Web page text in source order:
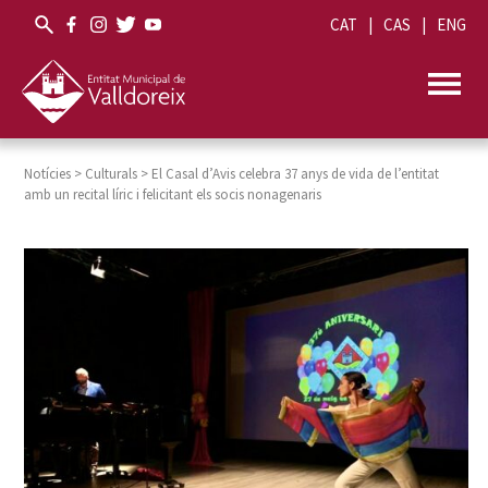
CAT CAS ENG
Notícies > Culturals > El Casal d’Avis celebra 37 anys de vida de l’entitat
amb un recital líric i felicitant els socis nonagenaris